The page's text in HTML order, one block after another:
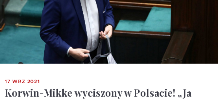
17 WRZ 2021
Korwin-Mikke wyciszony w Polsacie! „Ja